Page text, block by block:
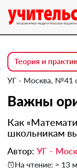
Теория и
УГ - Москва, №41
Важны
Как
школьникам
Автор: УГ -
На чтение: ≈ 13